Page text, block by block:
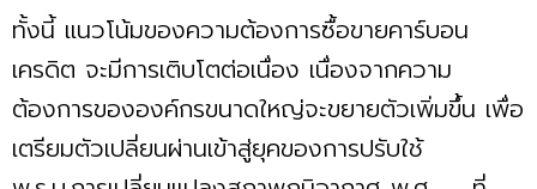
ทั้งนี้ แนวโน้มของความต้องการซื้อขายคาร์บอน
เครดิต จะมีการเติบโตต่อเนื่อง เนื่องจากความ
ต้องการขององค์กรขนาดใหญ่จะขยายตัวเพิ่มขึ้น เพื่อ
เตรียมตัวเปลี่ยนผ่านเข้าสู่ยุคของการปรับใช้